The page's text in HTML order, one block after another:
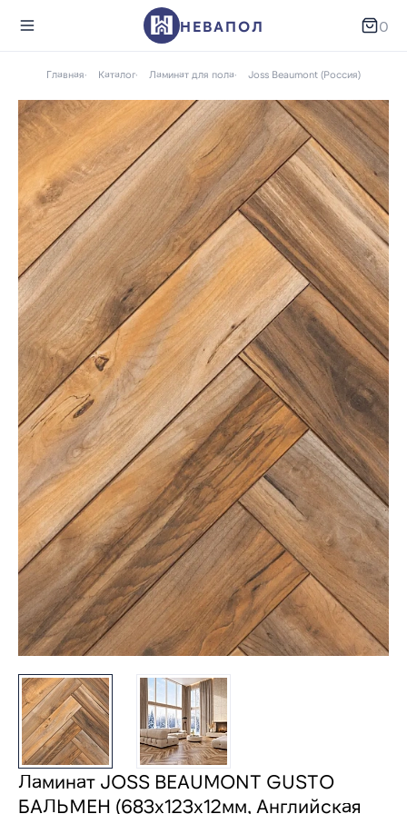
НЕВАПОЛ 0
Главная Каталог Ламинат для пола Joss Beaumont (Россия)
Ламинат JOSS BEAUMONT GUSTO
БАЛЬМЕН (683х123х12мм, Английская